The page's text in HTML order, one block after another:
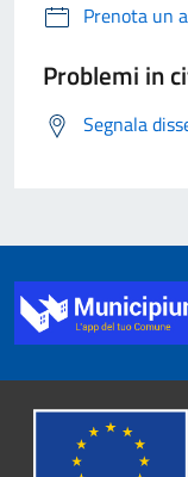
Prenota un
Problemi in
Segnala